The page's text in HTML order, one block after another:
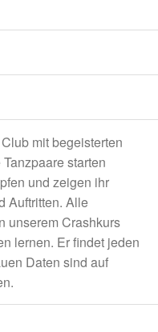
mit begeisterten
starten
und zeigen ihr
Auftritten. Alle
unserem Crashkurs
lernen. Er findet jeden
Daten sind auf